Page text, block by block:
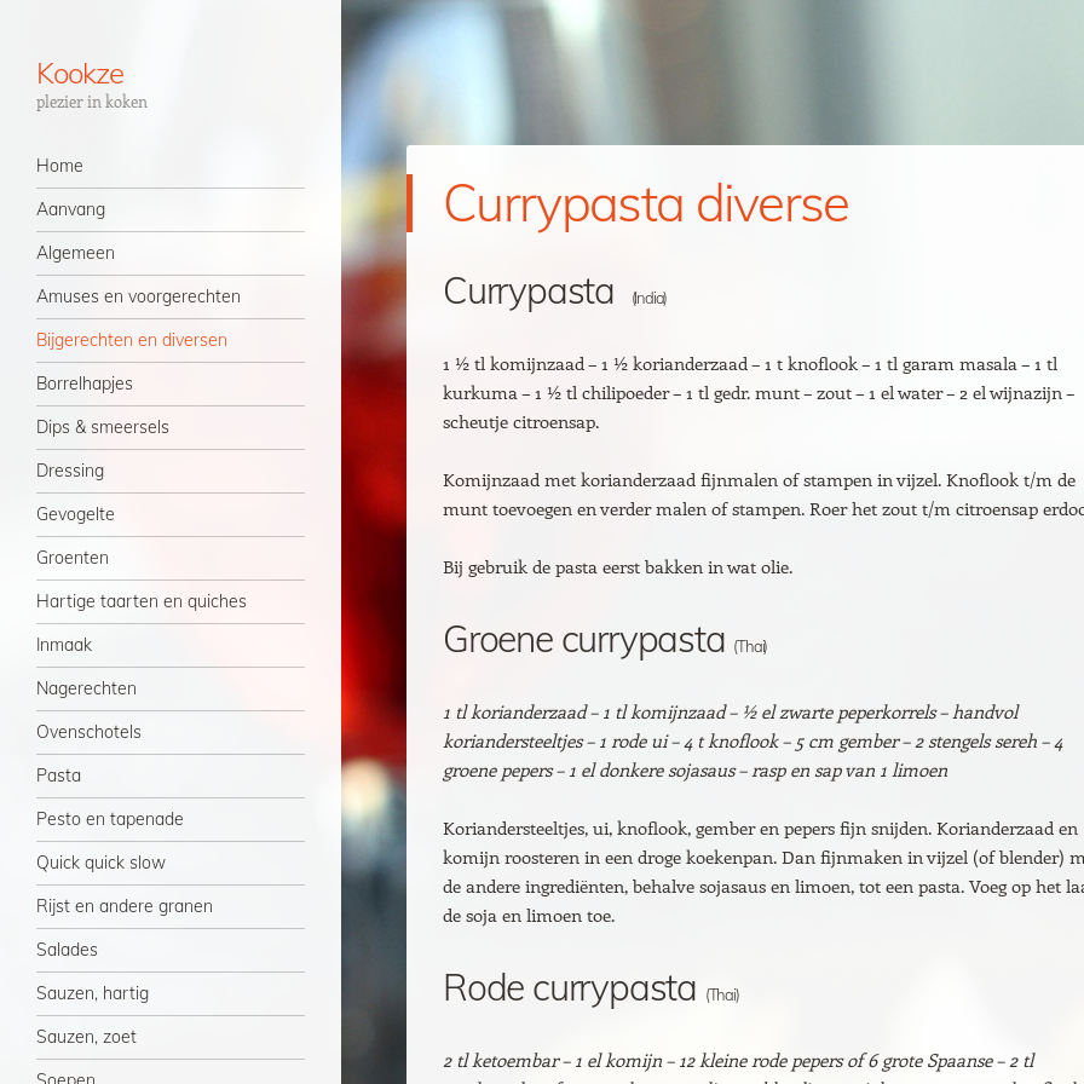
Kookze
plezier in koken
Navigatie
Spring naar inhoud
Home
Aanvang
Algemeen
Amuses en voorgerechten
Bijgerechten en diversen
Borrelhapjes
Dips & smeersels
Dressing
Gevogelte
Groenten
Hartige taarten en quiches
Inmaak
Nagerechten
Ovenschotels
Pasta
Pesto en tapenade
Quick quick slow
Rijst en andere granen
Salades
Sauzen, hartig
Sauzen, zoet
Currypasta diverse
Currypasta (India)
1 ½ tl komijnzaad – 1 ½ korianderzaad – 1 t knoflook – 1 tl garam masala – 1 tl
kurkuma – 1 ½ tl chilipoeder – 1 tl gedr. munt – zout – 1 el water – 2 el wijnazijn –
scheutje citroensap.
Komijnzaad met korianderzaad fijnmalen of stampen in vijzel. Knoflook t/m de
munt toevoegen en verder malen of stampen. Roer het zout t/m citroensap
Bij gebruik de pasta eerst bakken in wat olie.
Groene currypasta (Thai)
1 tl korianderzaad – 1 tl komijnzaad – ½ el zwarte peperkorrels – handvol
koriandersteeltjes – 1 rode ui – 4 t knoflook – 5 cm gember – 2 stengels sereh – 4
groene pepers – 1 el donkere sojasaus – rasp en sap van 1 limoen
Koriandersteeltjes, ui, knoflook, gember en pepers fijn snijden. Korianderzaad en
komijn roosteren in een droge koekenpan. Dan fijnmaken in vijzel (of blender)
de andere ingrediënten, behalve sojasaus en limoen, tot een pasta. Voeg op het
de soja en limoen toe.
Rode currypasta (Thai)
2 tl ketoembar – 1 el komijn – 12 kleine rode pepers of 6 grote Spaanse – 2 tl